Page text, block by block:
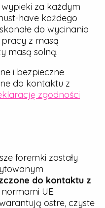
za każdym
have każdego
do wycinania
z masą
masą solną.
i bezpieczne
do kontaktu z
zgodności
foremki zostały
do kontaktu z
normami UE.
ostre, czyste